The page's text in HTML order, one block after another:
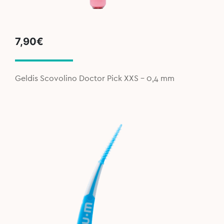
7,90€
Geldis Scovolino Doctor Pick XXS – 0,4 mm